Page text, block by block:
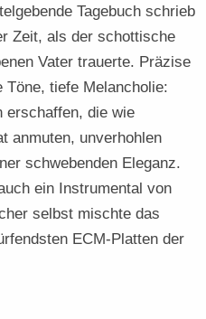
Tagebuch schrieb
Zeit, als der schottische
Vater trauerte. Präzise
tiefe Melancholie:
erschaffen, die wie
anmuten, unverhohlen
schwebenden Eleganz.
ein Instrumental von
selbst mischte das
ECM-Platten der